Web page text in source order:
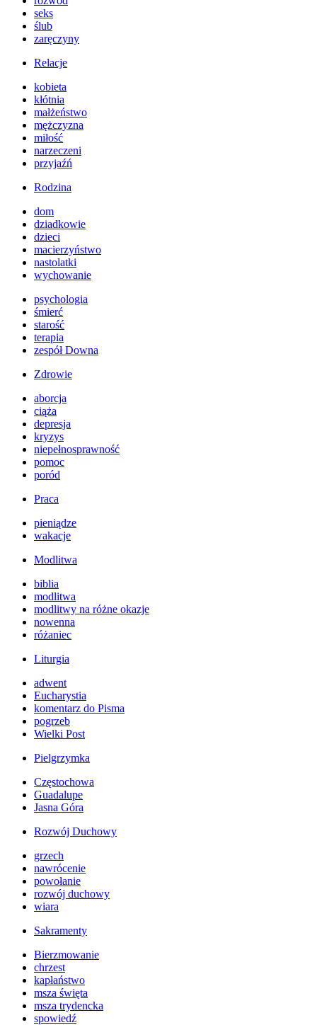
seks
ślub
zaręczyny
Relacje
kobieta
kłótnia
małżeństwo
mężczyzna
miłość
narzeczeni
przyjaźń
Rodzina
dom
dziadkowie
dzieci
macierzyństwo
nastolatki
wychowanie
psychologia
śmierć
starość
terapia
zespół Downa
Zdrowie
aborcja
ciąża
depresja
kryzys
niepełnosprawność
pomoc
poród
Praca
pieniądze
wakacje
Modlitwa
biblia
modlitwa
modlitwy na różne okazje
nowenna
różaniec
Liturgia
adwent
Eucharystia
komentarz do Pisma
pogrzeb
Wielki Post
Pielgrzymka
Częstochowa
Guadalupe
Jasna Góra
Rozwój Duchowy
grzech
nawrócenie
powołanie
rozwój duchowy
wiara
Sakramenty
Bierzmowanie
chrzest
kapłaństwo
msza święta
msza trydencka
spowiedź